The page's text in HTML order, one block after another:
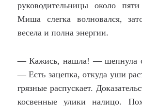
руководительницы около
Миша слегка волновался,
весела и полна энергии.
— Кажись, нашла! — шепнула
— Есть зацепка, откуда уши
грязные распускает.
косвенные улики налицо.